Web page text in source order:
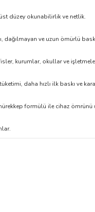
düzey okunabilirlik ve netlik.
dağılmayan ve uzun ömürlü
kurumlar, okullar ve
daha hızlı ilk baskı ve
formülü ile cihaz ömrünü